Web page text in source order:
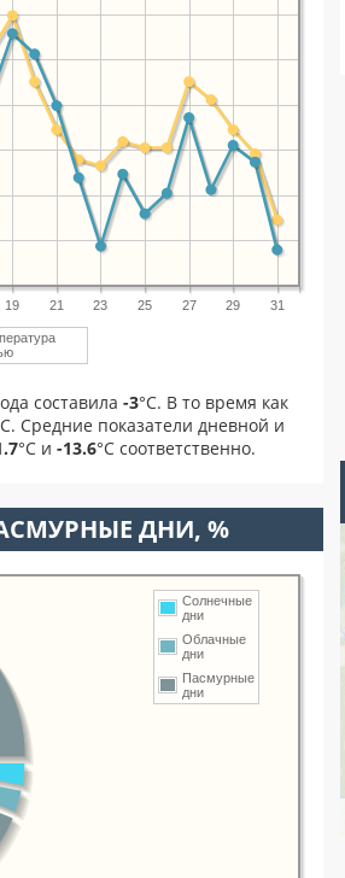
19 21 23 25 27 29 31
составила -3°С. В то время как
Средние показатели дневной и
°С и -13.6°С соответственно.
ДНИ, %
Солнечные
дни
Облачные
дни
Пасмурные
дни